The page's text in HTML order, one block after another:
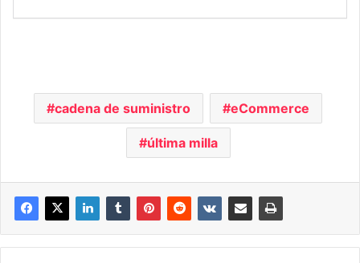
cadena de suministro eCommerce
última milla